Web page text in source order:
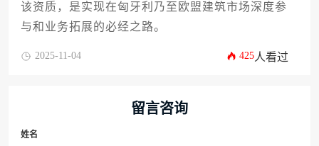
该资质，是实现在匈牙利乃至欧盟建筑市场深度参
与和业务拓展的必经之路。
2025-11-04 425人看过
留言咨询
姓名